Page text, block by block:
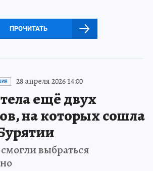
ПРОЧИТАТЬ
28 апреля 2026 14:00
ещё двух
на которых сошла
выбраться